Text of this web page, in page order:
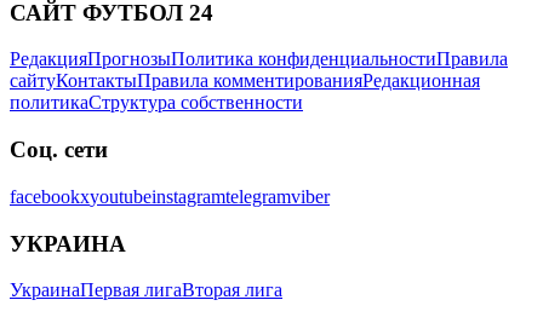
САЙТ ФУТБОЛ 24
РедакцияПрогнозыПолитика конфиденциальностиПравила
сайтуКонтактыПравила комментированияРедакционная
политикаСтруктура собственности
Соц. сети
facebookxyoutubeinstagramtelegramviber
УКРАИНА
УкраинаПервая лигаВторая лига